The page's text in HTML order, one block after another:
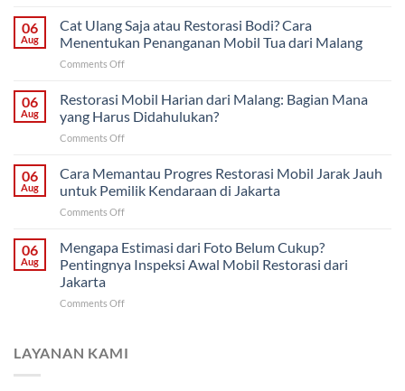
Bertahap
atau
Sekaligus?
Strategi
Mobil
Klasik
Solo
06
Aug
Cat Ulang Saja atau Restorasi Bodi? Cara
Menentukan Penanganan Mobil Tua dari Malang
Comments Offon
Ulang
Saja
atau
Restorasi
Cara
Menentukan
dari
Malang
06
Aug
Restorasi Mobil Harian dari Malang: Bagian Mana
yang Harus Didahulukan?
Comments Offon
Mobil
Harian
dari
Malang:
Mana
yang
06
Aug
Cara Memantau Progres Restorasi Mobil Jarak Jauh
untuk Pemilik Kendaraan di Jakarta
Comments Offon
Memantau
Progres
Restorasi
Jarak
Pemilik
06
Aug
Mengapa Estimasi dari Foto Belum Cukup?
Pentingnya Inspeksi Awal Mobil Restorasi dari
Jakarta
Comments Offon
dari
LAYANAN KAMI